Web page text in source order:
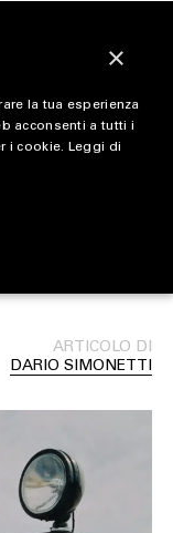
in un
ARTICOLO DI
DARIO SIMONETTI
×
la tua esperienza
acconsenti a tutti i
i cookie. Leggi di